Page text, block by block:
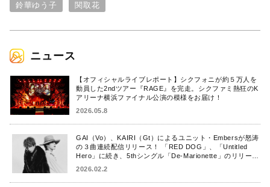
鈴華ゆう子 関取花
ニュース
【オフィシャルライブレポート】シクフォニが約５万人を
動員した2ndツアー『RAGE』を完走。シクファミ熱狂のK
アリーナ横浜ファイナル公演の模様をお届け！
2026.05.8
GAI（Vo）、KAIRI（Gt）によるユニット・Embersが怒涛
の３曲連続配信リリース！ 「RED DOG」、「Untitled
Hero」に続き、5thシングル「De-Marionette」のリリース
を発表！
2026.02.2